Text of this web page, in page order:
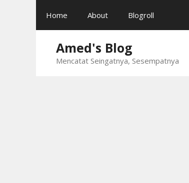
Home About Blogroll
Amed's Blog
Mencatat Seingatnya, Sesempatnya